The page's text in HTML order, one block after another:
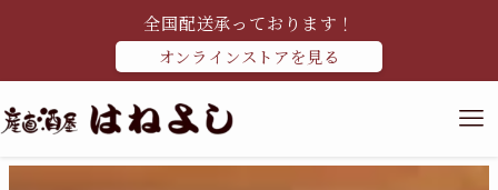
全国配送承っております！
オンラインストアを見る